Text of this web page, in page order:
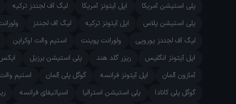
پلی استیشن آمریکا
اپل آیتونز آمریکا لیگ آف لجندز ترکیه
پلی استیشن پلاس
اپل آیتونز ترکیه لیگ آف لجندز
لیگ آف لجندز یورویی
ولورانت پوینت استیم والت اوکراین
اپل آیتونز انگلیس
ریزر گلد هند پلی استیشن برزیل
آمازون آلمان
اپل آیتونز فرانسه گوگل پلی آلمان استیم
گوگل پلی کانادا
پلی استیشن استرالیا اسپاتیفای فرانسه